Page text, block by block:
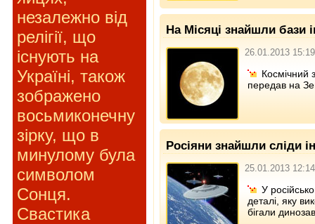
незалежно від
релігії, що
існують на
Україні, також
зображено
восьмиконечну
зірку, що в
минулому була
символом
Сонця.
Свастика
На Місяці знайшли бази
26.01.2013 15:19
Космічний
передав на
Росіяни знайшли сліди
25.01.2013 12:14
У
деталі, яку
бігали